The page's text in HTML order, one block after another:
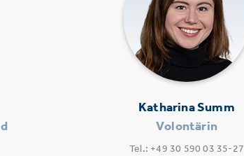
Katharina Summ
Volontärin
Tel.: +49 30 590 03 35-27